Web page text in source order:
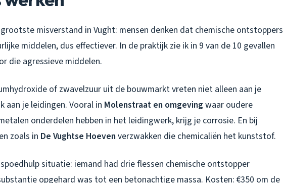
misverstand in Vught: mensen denken dat chemische ontstoppers
middelen, dus effectiever. In de praktijk zie ik in 9 van de 10 gevallen
die agressieve middelen.
of zwavelzuur uit de bouwmarkt vreten niet alleen aan je
aan je leidingen. Vooral in Molenstraat en omgeving waar oudere
onderdelen hebben in het leidingwerk, krijg je corrosie. En bij
zoals in De Vughtse Hoeven verzwakken die chemicaliën het kunststof.
situatie: iemand had drie flessen chemische ontstopper
opgehard was tot een betonachtige massa. Kosten: €350 om de